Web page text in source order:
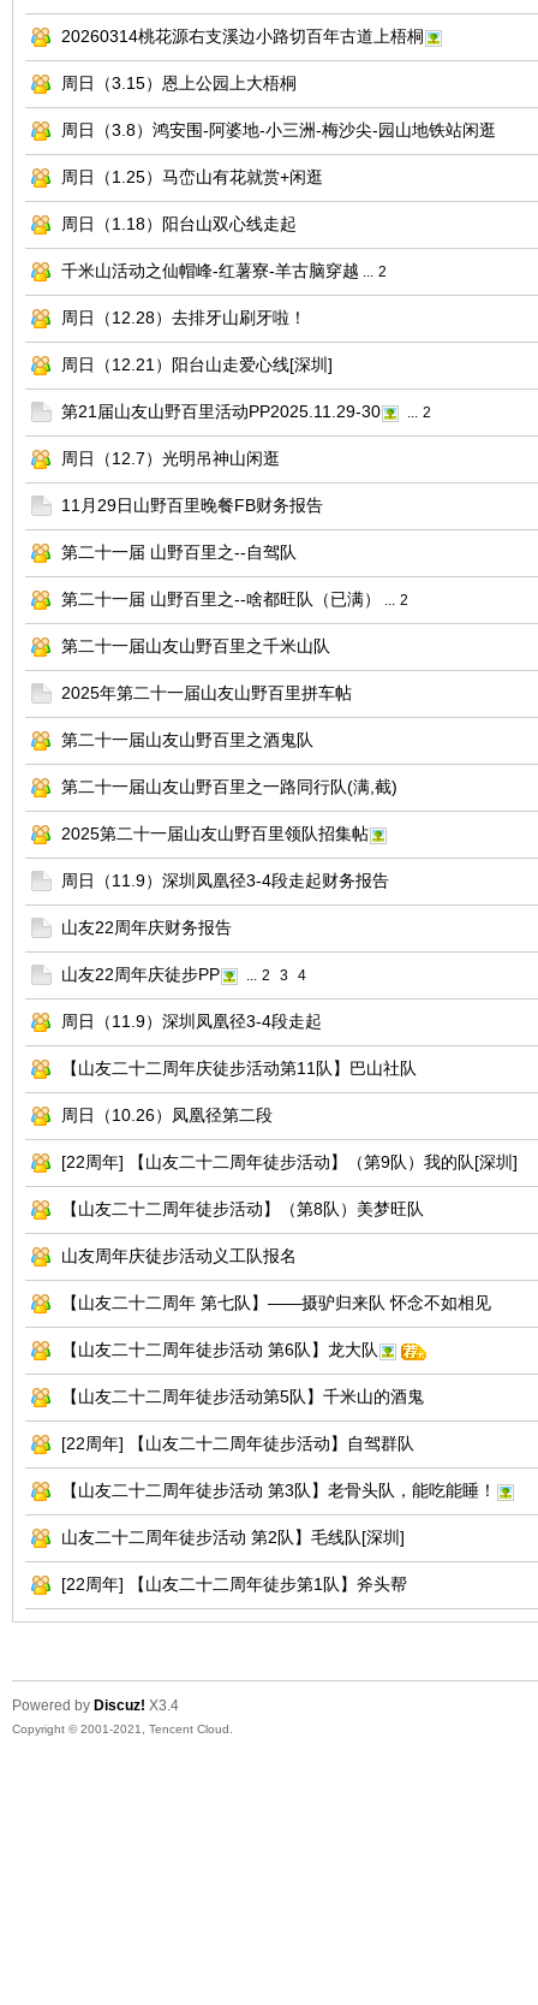
20260314桃花源右支溪边小路切百年古道上梧桐
周日（3.15）恩上公园上大梧桐
周日（3.8）鸿安围-阿婆地-小三洲-梅沙尖-园山地铁站闲逛
周日（1.25）马峦山有花就赏+闲逛
周日（1.18）阳台山双心线走起
千米山活动之仙帽峰-红薯寮-羊古脑穿越 ... 2
周日（12.28）去排牙山刷牙啦！
周日（12.21）阳台山走爱心线[深圳]
第21届山友山野百里活动PP2025.11.29-30 ... 2
周日（12.7）光明吊神山闲逛
11月29日山野百里晚餐FB财务报告
第二十一届 山野百里之--自驾队
第二十一届 山野百里之--啥都旺队（已满） ... 2
第二十一届山友山野百里之千米山队
2025年第二十一届山友山野百里拼车帖
第二十一届山友山野百里之酒鬼队
第二十一届山友山野百里之一路同行队(满,截)
2025第二十一届山友山野百里领队招集帖
周日（11.9）深圳凤凰径3-4段走起财务报告
山友22周年庆财务报告
山友22周年庆徒步PP ... 2 3 4
周日（11.9）深圳凤凰径3-4段走起
【山友二十二周年庆徒步活动第11队】巴山社队
周日（10.26）凤凰径第二段
[22周年] 【山友二十二周年徒步活动】（第9队）我的队[深圳]
【山友二十二周年徒步活动】（第8队）美梦旺队
山友周年庆徒步活动义工队报名
【山友二十二周年 第七队】——摄驴归来队 怀念不如相见
【山友二十二周年徒步活动 第6队】龙大队
【山友二十二周年徒步活动第5队】千米山的酒鬼
[22周年] 【山友二十二周年徒步活动】自驾群队
【山友二十二周年徒步活动 第3队】老骨头队，能吃能睡！
山友二十二周年徒步活动 第2队】毛线队[深圳]
[22周年] 【山友二十二周年徒步第1队】斧头帮
Powered by Discuz! X3.4
Copyright © 2001-2021, Tencent Cloud.